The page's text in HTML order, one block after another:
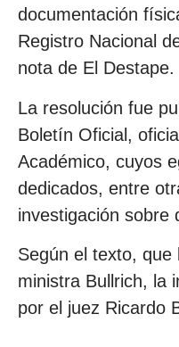
documentación
Registro Nacional
nota de El Destape.
La resolución fue
Boletín Oficial,
Académico, cuyos
dedicados, entre
investigación sobre
Según el texto, que
ministra Bullrich, la
por el juez Ricardo